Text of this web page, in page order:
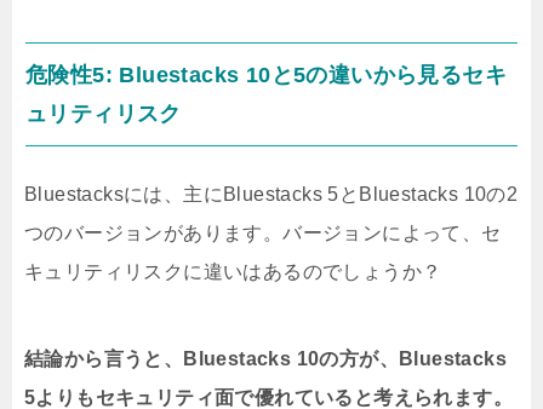
危険性5: Bluestacks 10と5の違いから見るセキ
ュリティリスク
Bluestacksには、主にBluestacks 5とBluestacks 10の2
つのバージョンがあります。バージョンによって、セ
キュリティリスクに違いはあるのでしょうか？
結論から言うと、Bluestacks 10の方が、Bluestacks
5よりもセキュリティ面で優れていると考えられます。